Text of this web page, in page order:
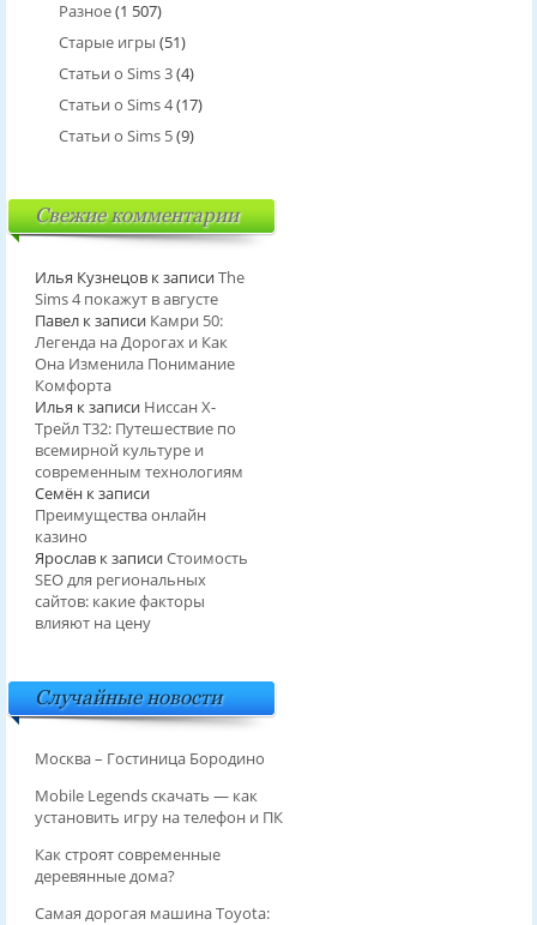
Разное(1 507)
Старые игры (51)
Статьи о Sims 3(4)
Статьи о Sims 4(17)
Статьи о Sims 5(9)
Свежие комментарии
Илья Кузнецовк записиThe
Sims 4 покажут в августе
Павелк записи Камри 50:
Легенда на Дорогах и Как
Она Изменила Понимание
Комфорта
Илья к записи Ниссан Х-
Трейл T32: Путешествие по
всемирной культуре и
современным технологиям
Семёнк записи
Преимущества онлайн
казино
Ярославк записиСтоимость
SEO для региональных
сайтов: какие факторы
влияют на цену
Случайные новости
Москва – Гостиница Бородино
Mobile Legends скачать — как
установить игру на телефон и ПК
Как строят современные
деревянные дома?
Самая дорогая машина Toyota: